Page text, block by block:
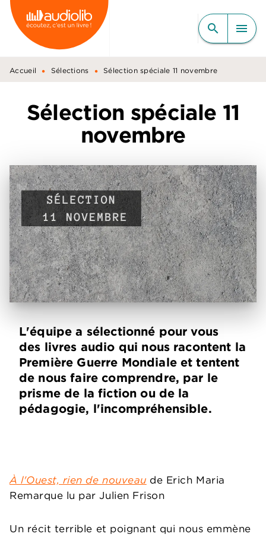
MENU RECHERCHE
CONTENU
PIED DE PAGE
search menu
Accueil • Sélections • Sélection spéciale 11 novembre
Sélection spéciale 11
novembre
L'équipe a sélectionné pour vous
des livres audio qui nous racontent la
Première Guerre Mondiale et tentent
de nous faire comprendre, par le
prisme de la fiction ou de la
pédagogie, l'incompréhensible.
À l'Ouest, rien de nouveau de Erich Maria
Remarque lu par Julien Frison
Un récit terrible et poignant qui nous emmène